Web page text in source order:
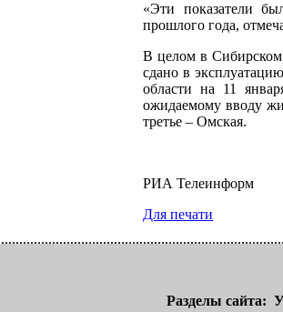
«Эти показатели
прошлого года,
В целом в Сибирском
сдано в
области на 11
ожидаемому вводу
третье – Омская.
РИА Телеинформ
Для печати
Разделы сайта: